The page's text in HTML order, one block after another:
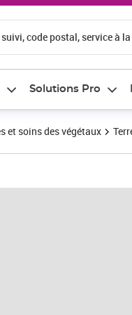
suivi, code postal, service à
Solutions Pro
et soins des végétaux